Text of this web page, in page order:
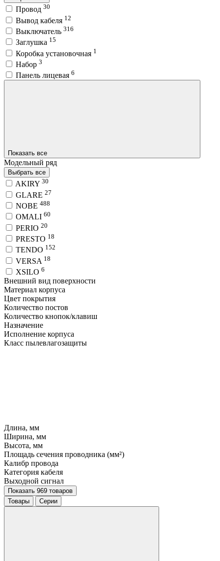
Провод 30
Вывод кабеля 12
Выключатель 316
Заглушка 15
Коробка установочная 1
Набор 3
Панель лицевая 6
Показать все
Модельный ряд
Выбрать все
AKIRY 30
GLARE 27
NOBE 488
OMALI 60
PERIO 20
PRESTO 18
TENDO 152
VERSA 18
XSILO 6
Внешний вид поверхности
Материал корпуса
Цвет покрытия
Количество постов
Количество кнопок/клавиш
Назначение
Исполнение корпуса
Класс пылевлагозащиты
Длина, мм
Ширина, мм
Высота, мм
Площадь сечения проводника (мм²)
Калибр провода
Категория кабеля
Выходной сигнал
Показать 969 товаров
Товары
Серии